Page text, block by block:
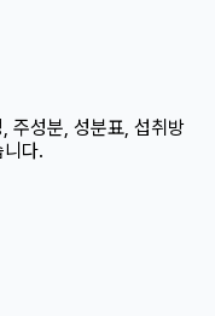
주성분, 성분표, 섭취방
다.